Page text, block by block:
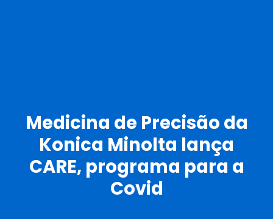
Medicina de Precisão da
Konica Minolta lança
CARE, programa para a
Covid